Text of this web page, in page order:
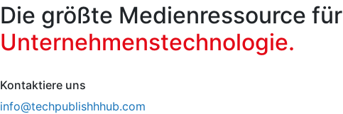
Die größte Medienressource für
Unternehmenstechnologie.
Kontaktiere uns
info@techpublishhhub.com